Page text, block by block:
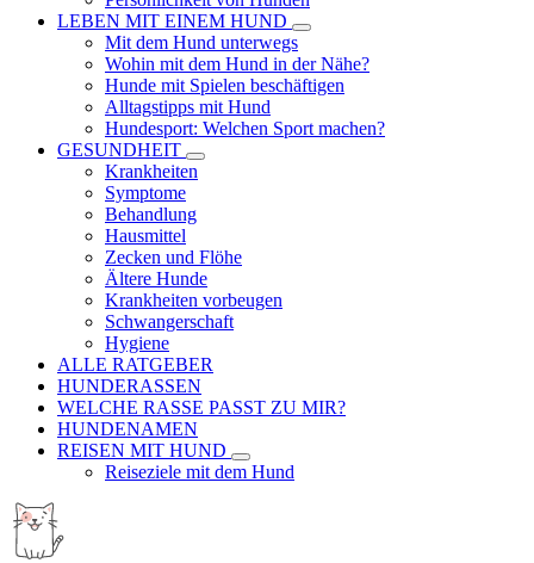
LEBEN MIT EINEM HUND
Mit dem Hund unterwegs
Wohin mit dem Hund in der Nähe?
Hunde mit Spielen beschäftigen
Alltagstipps mit Hund
Hundesport: Welchen Sport machen?
GESUNDHEIT
Krankheiten
Symptome
Behandlung
Hausmittel
Zecken und Flöhe
Ältere Hunde
Krankheiten vorbeugen
Schwangerschaft
Hygiene
ALLE RATGEBER
HUNDERASSEN
WELCHE RASSE PASST ZU MIR?
HUNDENAMEN
REISEN MIT HUND
Reiseziele mit dem Hund